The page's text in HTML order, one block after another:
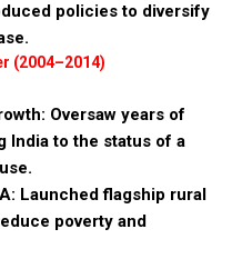
policies to diversify
(2004–2014)
Oversaw years of
India to the status of a
Launched flagship rural
poverty and